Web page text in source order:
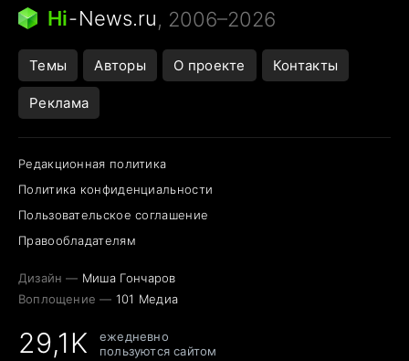
Следующая пандемия
Hi-News.ru, 2006–2026
Темы Авторы О проекте Контакты
Реклама
Редакционная политика
Политика конфиденциальности
Пользовательское соглашение
Правообладателям
Дизайн — Миша Гончаров
Воплощение — 101 Медиа
29,1K
ежедневно
пользуются сайтом